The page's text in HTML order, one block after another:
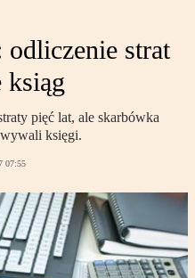
strat
ksiąg
pięć lat, ale skarbówka
księgi.
07:55